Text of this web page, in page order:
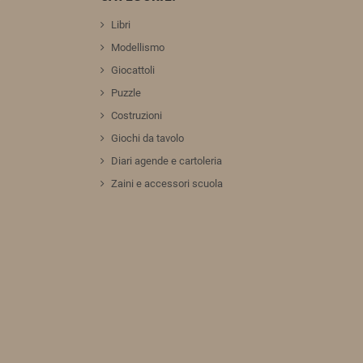
Libri
Modellismo
Giocattoli
Puzzle
Costruzioni
Giochi da tavolo
Diari agende e cartoleria
Zaini e accessori scuola